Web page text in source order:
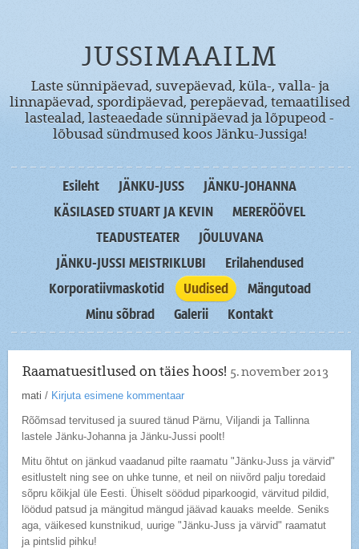
JUSSIMAAILM
Laste sünnipäevad, suvepäevad, küla-, valla- ja
linnapäevad, spordipäevad, perepäevad, temaatilised
lastealad, lasteaedade sünnipäevad ja lõpupeod -
lõbusad sündmused koos Jänku-Jussiga!
Esileht JÄNKU-JUSS
JÄNKU-JOHANNA
KÄSILASED STUART JA KEVIN
MERERÖÖVEL
TEADUSTEATER
JÕULUVANA
JÄNKU-JUSSI MEISTRIKLUBI
Erilahendused
Korporatiivmaskotid
Uudised
Mängutoad
Minu sõbrad
Galerii Kontakt
Raamatuesitlused on täies hoos! 5. november 2013
mati / Kirjuta esimene kommentaar
Rõõmsad tervitused ja suured tänud Pärnu, Viljandi ja Tallinna
lastele Jänku-Johanna ja Jänku-Jussi poolt!
Mitu õhtut on jänkud vaadanud pilte raamatu "Jänku-Juss ja värvid"
esitlustelt ning see on uhke tunne, et neil on niivõrd palju toredaid
sõpru kõikjal üle Eesti. Ühiselt söödud piparkoogid, värvitud pildid,
löödud patsud ja mängitud mängud jäävad kauaks meelde. Seniks
aga, väikesed kunstnikud, uurige "Jänku-Juss ja värvid" raamatut
ja pintslid pihku!